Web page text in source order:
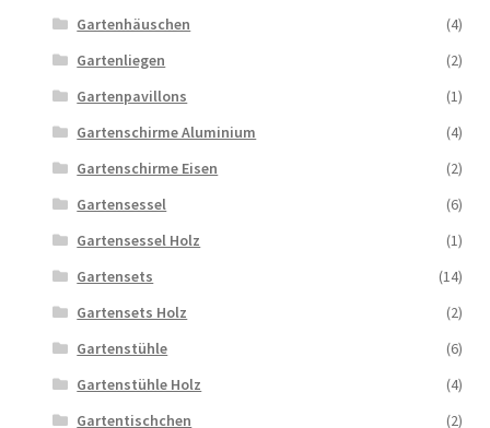
Gartenhäuschen
(4)
Gartenliegen
(2)
Gartenpavillons
(1)
Gartenschirme Aluminium
(4)
Gartenschirme Eisen
(2)
Gartensessel
(6)
Gartensessel Holz
(1)
Gartensets
(14)
Gartensets Holz
(2)
Gartenstühle
(6)
Gartenstühle Holz
(4)
Gartentischchen
(2)